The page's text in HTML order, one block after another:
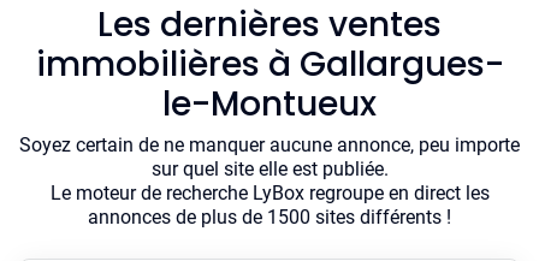
Les dernières ventes
immobilières à Gallargues-
le-Montueux
Soyez certain de ne manquer aucune annonce, peu importe
sur quel site elle est publiée.
Le moteur de recherche LyBox regroupe en direct les
annonces de plus de 1500 sites différents !